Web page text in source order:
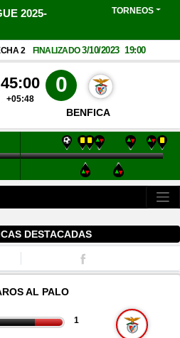
2025-
TORNEOS
2 FINALIZADO3/10/2023 19:00
45:00
+05:48
0
BENFICA
DESTACADAS
AL PALO
1